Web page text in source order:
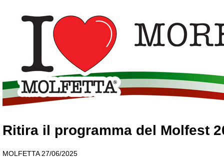
Ritira il programma del Molfest
MOLFETTA 27/06/2025